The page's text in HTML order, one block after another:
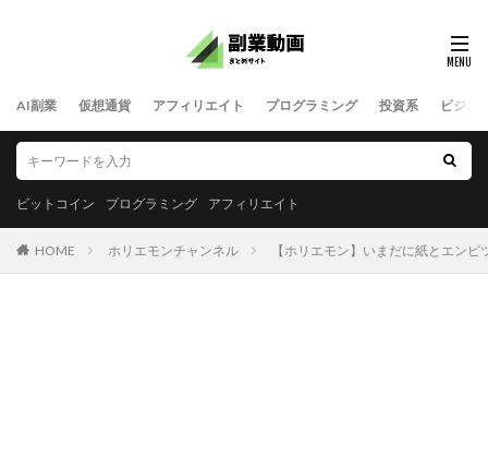
AI副業 仮想通貨 アフィリエイト プログラミング 投資系 ビジネ
ビットコイン プログラミング アフィリエイト
HOME ホリエモンチャンネル 【ホリエモン】いまだに紙とエン